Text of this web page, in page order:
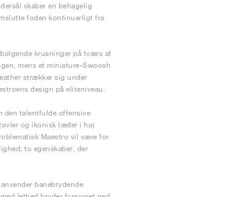
skaber en behagelig
foden kontinuerligt fra
krusninger på tværs af
mens et miniature-Swoosh
strækker sig under
design på eliteniveau.
den talentfulde offensive
og ikonisk læder i høj
Maestro vil være for
to egenskaber, der
banebrydende